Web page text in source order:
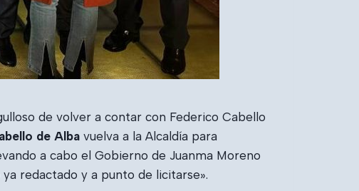
de volver a contar con Federico Cabello
de Alba vuelva a la Alcaldía para
a cabo el Gobierno de Juanma Moreno
redactado y a punto de licitarse».